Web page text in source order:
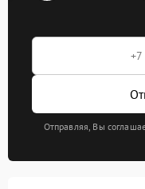
Отправляя, Вы